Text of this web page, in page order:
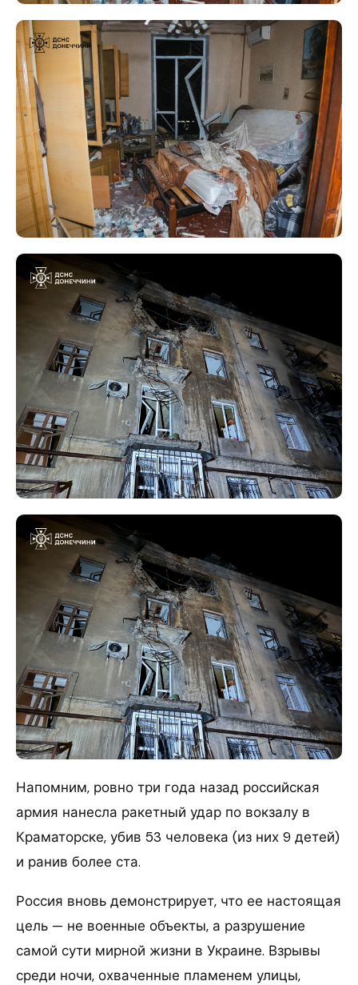
Напомним, ровно три года назад российская
армия нанесла ракетный удар по вокзалу в
Краматорске, убив 53 человека (из них 9 детей)
и ранив более ста.
Россия вновь демонстрирует, что ее настоящая
цель — не военные объекты, а разрушение
самой сути мирной жизни в Украине. Взрывы
среди ночи, охваченные пламенем улицы,